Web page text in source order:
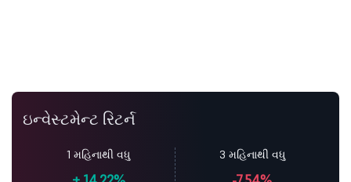
ઇન્વેસ્ટમેન્ટ રિટર્ન
1 મહિનાથી વધુ 3 મહિનાથી વધુ